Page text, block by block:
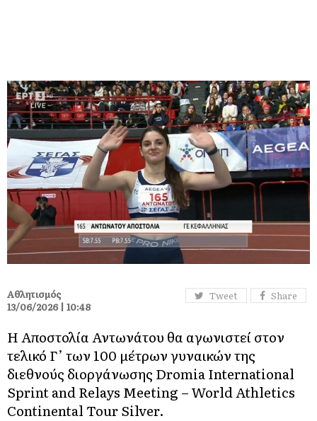
Tweet Share
Αθλητισμός
13/06/2026 | 10:48
Η Αποστολία Αντωνάτου θα αγωνιστεί στον
τελικό Γ’ των 100 μέτρων γυναικών της
διεθνούς διοργάνωσης Dromia International
Sprint and Relays Meeting – World Athletics
Continental Tour Silver.